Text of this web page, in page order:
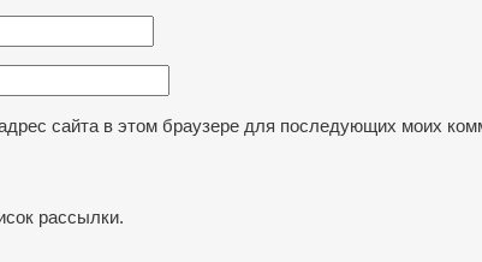
сайта в этом браузере для последующих моих
рассылки.